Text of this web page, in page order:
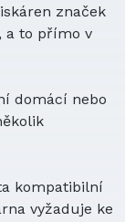
značek
a to přímo v
domácí nebo
kompatibilní
vyžaduje ke